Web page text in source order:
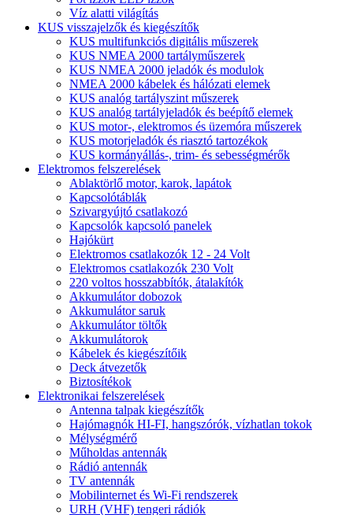
Víz alatti világítás
KUS visszajelzők és kiegészítők
KUS multifunkciós digitális műszerek
KUS NMEA 2000 tartályműszerek
KUS NMEA 2000 jeladók és modulok
NMEA 2000 kábelek és hálózati elemek
KUS analóg tartályszint műszerek
KUS analóg tartályjeladók és beépítő elemek
KUS motor-, elektromos és üzemóra műszerek
KUS motorjeladók és riasztó tartozékok
KUS kormányállás-, trim- és sebességmérők
Elektromos felszerelések
Ablaktörlő motor, karok, lapátok
Kapcsolótáblák
Szivargyújtó csatlakozó
Kapcsolók kapcsoló panelek
Hajókürt
Elektromos csatlakozók 12 - 24 Volt
Elektromos csatlakozók 230 Volt
220 voltos hosszabbítók, átalakítók
Akkumulátor dobozok
Akkumulátor saruk
Akkumulátor töltők
Akkumulátorok
Kábelek és kiegészítőik
Deck átvezetők
Biztosítékok
Elektronikai felszerelések
Antenna talpak kiegészítők
Hajómagnók HI-FI, hangszórók, vízhatlan tokok
Mélységmérő
Műholdas antennák
Rádió antennák
TV antennák
Mobilinternet és Wi-Fi rendszerek
URH (VHF) tengeri rádiók